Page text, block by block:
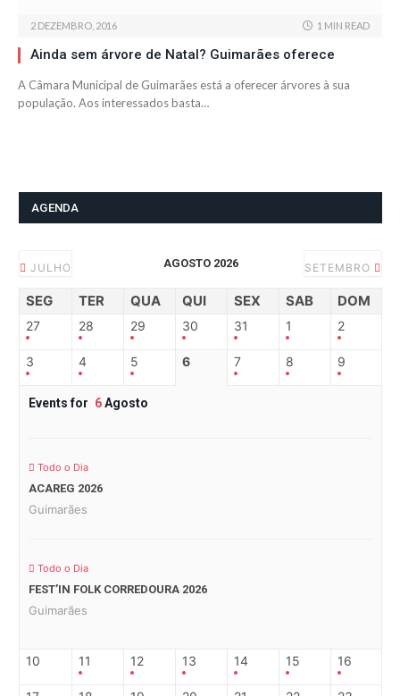
2 DEZEMBRO, 2016 1 MIN READ
Ainda sem árvore de Natal? Guimarães oferece
A Câmara Municipal de Guimarães está a oferecer árvores à sua
população. Aos interessados basta…
AGENDA
JULHO AGOSTO 2026 SETEMBRO
SEG TER QUA QUI SEX SAB DOM
27 28 29 30 31 1 2
3 4 5 6 7 8 9
Events for 6Agosto
Todo o Dia
ACAREG 2026
Guimarães
Todo o Dia
FEST’IN FOLK CORREDOURA 2026
Guimarães
10 11 12 13 14 15 16